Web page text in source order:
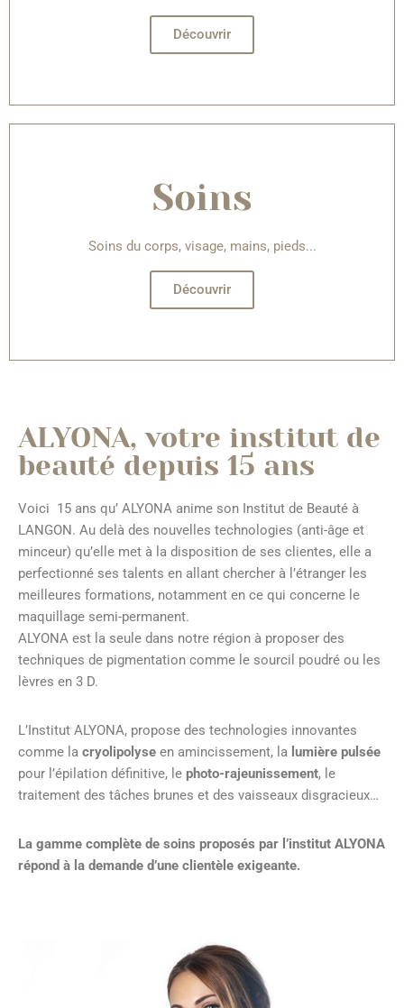
Découvrir
Soins
Soins du corps, visage, mains, pieds...
Découvrir
ALYONA, votre institut de
beauté depuis 15 ans
Voici 15 ans qu’ ALYONA anime son Institut de Beauté à
LANGON. Au delà des nouvelles technologies (anti-âge et
minceur) qu’elle met à la disposition de ses clientes, elle a
perfectionné ses talents en allant chercher à l’étranger les
meilleures formations, notamment en ce qui concerne le
maquillage semi-permanent.
ALYONA est la seule dans notre région à proposer des
techniques de pigmentation comme le sourcil poudré ou les
lèvres en 3 D.
L’Institut ALYONA, propose des technologies innovantes
comme la cryolipolyse en amincissement, la lumière pulsée
pour l’épilation définitive, le photo-rajeunissement, le
traitement des tâches brunes et des vaisseaux disgracieux…
La gamme complète de soins proposés par l’institut ALYONA
répond à la demande d’une clientèle exigeante.